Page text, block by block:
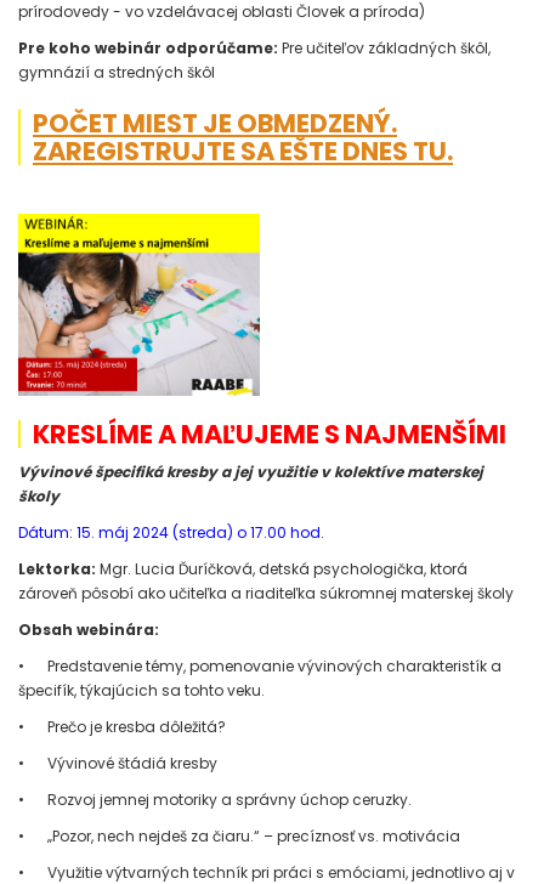
prírodovedy - vo vzdelávacej oblasti Človek a príroda)
Pre koho webinár odporúčame: Pre učiteľov základných škôl,
gymnázií a stredných škôl
POČET MIEST JE OBMEDZENÝ.
ZAREGISTRUJTE SA EŠTE DNES TU.
KRESLÍME A MAĽUJEME S NAJMENŠÍMI
Vývinové špecifiká kresby a jej využitie v kolektíve materskej
školy
Dátum: 15. máj 2024 (streda) o 17.00 hod.
Lektorka: Mgr. Lucia Ďuríčková, detská psychologička, ktorá
zároveň pôsobí ako učiteľka a riaditeľka súkromnej materskej školy
Obsah webinára:
•
Predstavenie témy, pomenovanie vývinových charakteristík a
špecifík, týkajúcich sa tohto veku.
•
Prečo je kresba dôležitá?
•
Vývinové štádiá kresby
•
Rozvoj jemnej motoriky a správny úchop ceruzky.
•
„Pozor, nech nejdeš za čiaru.“ – precíznosť vs. motivácia
•
Využitie výtvarných techník pri práci s emóciami, jednotlivo aj v